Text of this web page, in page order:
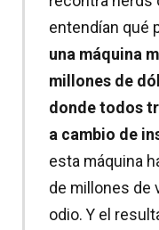
entendían qué
una máquina
millones de
donde todos
a cambio de
esta máquina
de millones de
odio. Y el